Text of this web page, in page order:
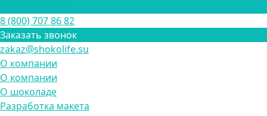
8 (800) 707 86 82
Заказать звонок
zakaz@shokolife.su
О компании
О компании
О шоколаде
Разработка макета